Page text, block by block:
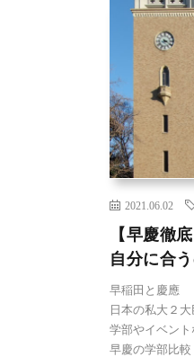
2021.06.02
【早慶徹
自分に合
早稲田と慶應
日本の私大２
学部やイベント
早慶の学部比